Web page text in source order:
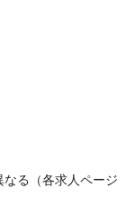
る（各求人ページ